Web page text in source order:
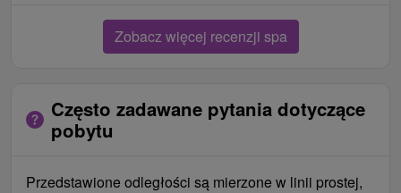
Zobacz więcej recenzji spa
Często zadawane pytania dotyczące
pobytu
Przedstawione odległości są mierzone w linii prostej,